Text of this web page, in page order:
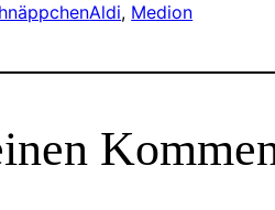
Aldi, Medion